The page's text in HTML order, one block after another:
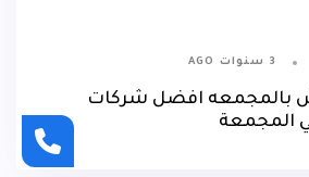
3 سنوات AGO
بالمجمعه افضل شركات
المجمعة